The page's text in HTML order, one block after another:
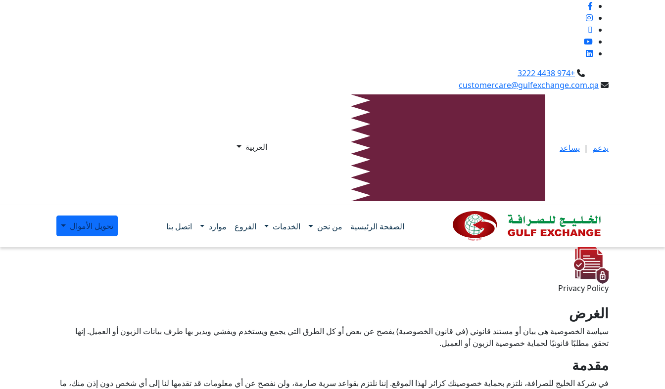
+974 4438 3222
customercare@gulfexchange.com.qa
يدعم | يساعد العربية
الصفحة الرئيسية من نحن الخدمات الفروع موارد اتصل بنا تحويل الأموال
Privacy Policy
الغرض
سياسة الخصوصية هي بيان أو مستند قانوني (في قانون الخصوصية) يفصح عن بعض أو كل الطرق التي يجمع ويستخدم ويفشي ويدير بها طرف بيانات الزبون أو العميل. إنها
تحقق مطلبًا قانونيًا لحماية خصوصية الزبون أو العميل.
مقدمة
في شركة الخليج للصرافة، نلتزم بحماية خصوصيتك كزائر لهذا الموقع. إننا نلتزم بقواعد سرية صارمة، ولن نفصح عن أي معلومات قد تقدمها لنا إلى أي شخص دون إذن منك، ما